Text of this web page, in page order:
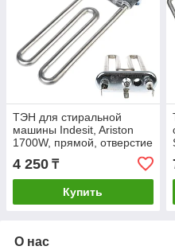
ТЭН для стиральной
машины Indesit, Ariston
1700W, прямой, отверстие
ДРТ, L170мм, металл. бак,
KAWAI, C00094715
C00143654
4 250 ₸
Купить
О нас